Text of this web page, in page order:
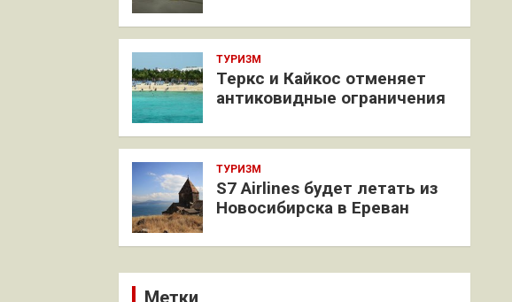
ТУРИЗМ
Теркс и Кайкос отменяет
антиковидные ограничения
ТУРИЗМ
S7 Airlines будет летать из
Новосибирска в Ереван
Метки